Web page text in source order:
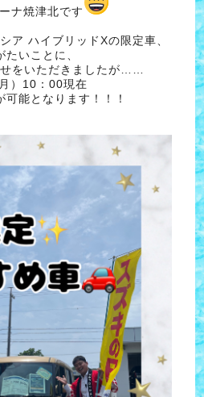
ナ焼津北です
ア ハイブリッドXの限定車、
たいことに、
をいただきましたが……
）10：00現在
可能となります！！！